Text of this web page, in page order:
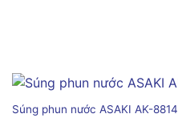
Súng phun nước ASAKI AK-8814